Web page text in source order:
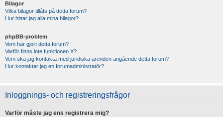
Bilagor
Vilka bilagor tillåts på detta forum?
Hur hittar jag alla mina bilagor?
phpBB-problem
Vem har gjort detta forum?
Varför finns inte funktionen X?
Vem ska jag kontakta med juridiska ärenden angående detta forum?
Hur kontaktar jag en forumadministratör?
Inloggnings- och registreringsfrågor
Varför måste jag ens registrera mig?